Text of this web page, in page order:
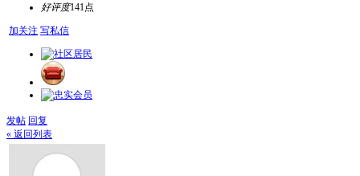
好评度141点
加关注 写私信
发帖 回复
« 返回列表